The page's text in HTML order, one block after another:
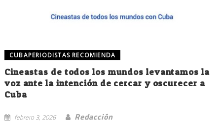
CUBAPERIODISTAS RECOMIENDA
Cineastas de todos los mundos levantamos la
voz ante la intención de cercar y oscurecer a
Cuba
febrero 3, 2026
Redacción